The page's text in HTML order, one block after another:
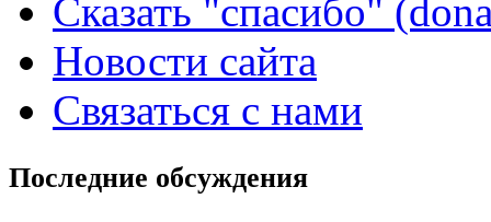
Сказать "спасибо"
Новости сайта
Связаться с нами
Последние обсуждения